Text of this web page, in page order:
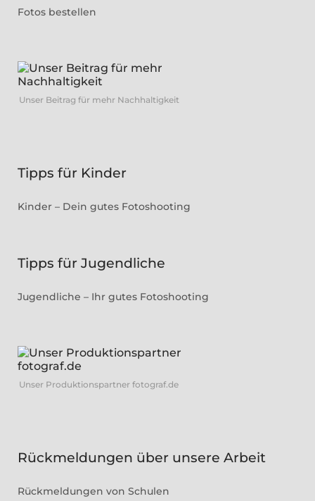
Fotos bestellen
Unser Beitrag für mehr Nachhaltigkeit
Tipps für Kinder
Kinder – Dein gutes Fotoshooting
Tipps für Jugendliche
Jugendliche – Ihr gutes Fotoshooting
Unser Produktionspartner fotograf.de
Rückmeldungen über unsere Arbeit
Rückmeldungen von Schulen